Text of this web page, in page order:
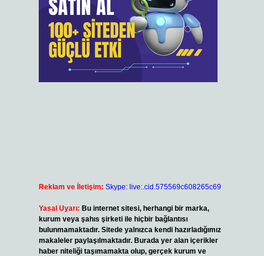
Reklam ve İletişim: Skype: live:.cid.575569c608265c69
Yasal Uyarı: Bu internet sitesi, herhangi bir marka,
kurum veya şahıs şirketi ile hiçbir bağlantısı
bulunmamaktadır. Sitede yalnızca kendi hazırladığımız
makaleler paylaşılmaktadır. Burada yer alan içerikler
haber niteliği taşımamakta olup, gerçek kurum ve